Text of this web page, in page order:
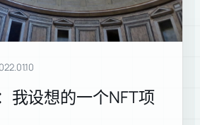
我设想的一个NFT项